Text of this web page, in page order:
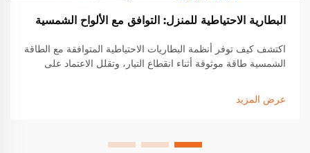
البطارية الاحتياطية للمنزل: التوافق مع الألواح الشمسية
اكتشف كيف توفر أنظمة البطاريات الاحتياطية المتوافقة مع الطاقة
الشمسية طاقة موثوقة أثناء انقطاع التيار، وتقلل الاعتماد على
من فاتورة الكهرباء. تعرف على التوافق والادخار والقابلية للتوسيع.
اجعل طاقة منزلك قوية اليوم.
عرض المزيد